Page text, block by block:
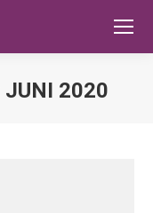
JUNI 2020